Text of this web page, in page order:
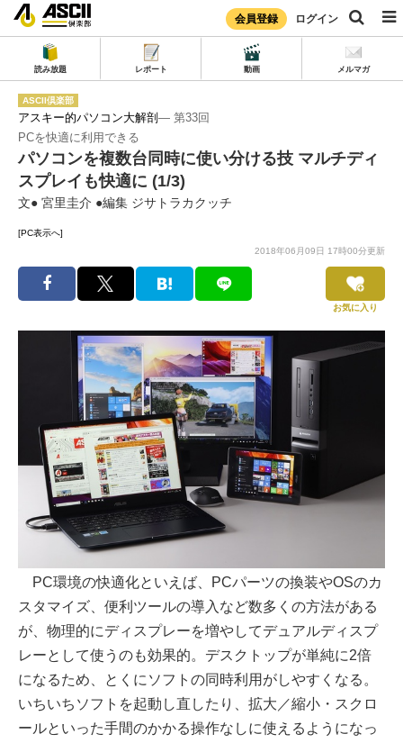
会員登録 ログイン
読み放題 レポート 動画 メルマガ
ASCII倶楽部
アスキー的パソコン大解剖 ― 第33回
PCを快適に利用できる
パソコンを複数台同時に使い分ける技 マルチディ
スプレイも快適に (1/3)
文● 宮里圭介 ●編集 ジサトラカクッチ
[PC表示へ]
2018年06月09日 17時00分更新
お気に入り
PC環境の快適化といえば、PCパーツの換装やOSのカ
スタマイズ、便利ツールの導入など数多くの方法がある
が、物理的にディスプレーを増やしてデュアルディスプ
レーとして使うのも効果的。デスクトップが単純に2倍
になるため、とくにソフトの同時利用がしやすくなる。
いちいちソフトを起動し直したり、拡大／縮小・スクロ
ールといった手間のかかる操作なしに使えるようになっ